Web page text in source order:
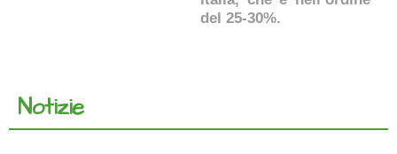
del 25-30%.
Notizie